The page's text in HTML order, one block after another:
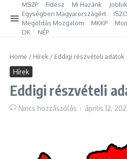
MSZP Fidesz Mi Hazánk
Jobbik
Egységben Magyarországért
Megoldás Mozgalom
MKKP
DK
NÉP
Home / Hírek / Eddigi részvételi adatok
Hírek
Eddigi részvételi
Nincs hozzászólás április 12,